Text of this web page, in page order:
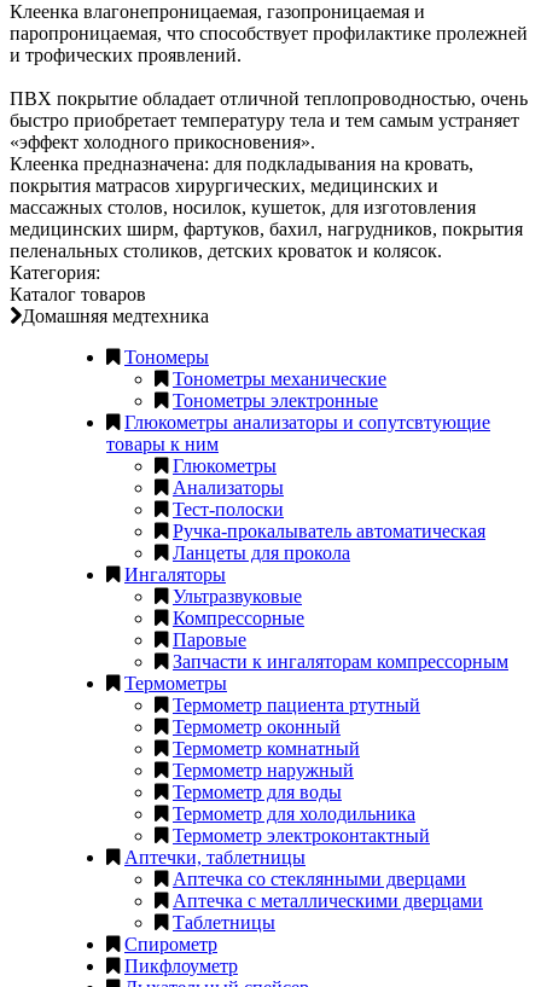
Клеенка влагонепроницаемая, газопроницаемая и
паропроницаемая, что способствует профилактике пролежней
и трофических проявлений.
ПВХ покрытие обладает отличной теплопроводностью, очень
быстро приобретает температуру тела и тем самым устраняет
«эффект холодного прикосновения».
Клеенка предназначена: для подкладывания на кровать,
покрытия матрасов хирургических, медицинских и
массажных столов, носилок, кушеток, для изготовления
медицинских ширм, фартуков, бахил, нагрудников, покрытия
пеленальных столиков, детских кроваток и колясок.
Категория:
Каталог товаров
Домашняя медтехника
Тономеры
Тонометры механические
Тонометры электронные
Глюкометры анализаторы и сопутсвтующие
товары к ним
Глюкометры
Анализаторы
Тест-полоски
Ручка-прокалыватель автоматическая
Ланцеты для прокола
Ингаляторы
Ультразвуковые
Компрессорные
Паровые
Запчасти к ингаляторам компрессорным
Термометры
Термометр пациента ртутный
Термометр оконный
Термометр комнатный
Термометр наружный
Термометр для воды
Термометр для холодильника
Термометр электроконтактный
Аптечки, таблетницы
Аптечка со стеклянными дверцами
Аптечка с металлическими дверцами
Таблетницы
Спирометр
Пикфлоуметр